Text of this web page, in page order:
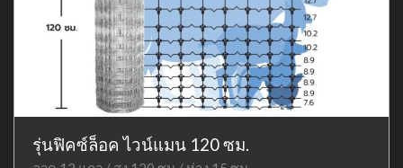
รุ่นฟิคซ์ล็อค ไวน์แมน 120 ซม.